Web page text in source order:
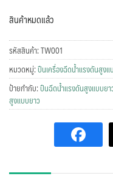
สินค้าหมดแล้ว
รหัสสินค้า:TW001
หมวดหมู่:ปืนเครื่องฉีดน้ำแรงดันสูงแ
ป้ายกำกับ:ปืนฉีดน้ําแรงดันสูงแบบยา
สูงแบบยาว